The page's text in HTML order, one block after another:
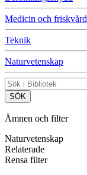
Medicin och friskvård
Teknik
Naturvetenskap
Ämnen och filter
Naturvetenskap
Relaterade
Rensa filter